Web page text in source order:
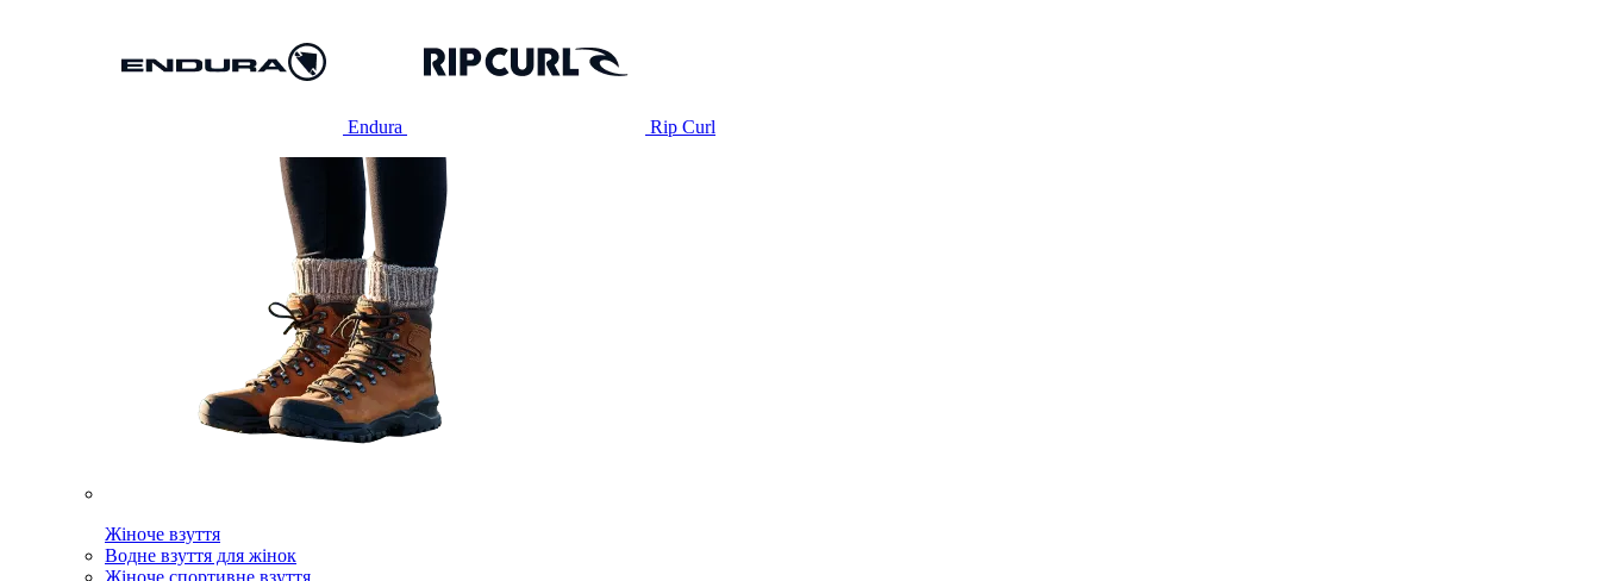
Endura Rip Curl
Жіноче взуття
Водне взуття для жінок
Жіноче спортивне взуття